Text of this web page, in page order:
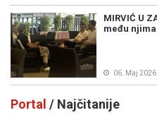
MIRVIĆ U
među
06. Maj 2026
Portal / Najčitanije